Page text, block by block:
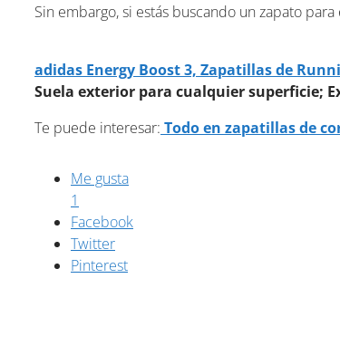
Sin embargo, si estás buscando un zapato
adidas Energy Boost 3, Zapatillas de
Suela exterior para cualquier superficie;
Te puede interesar: Todo en zapatillas de
Me gusta
1
Facebook
Twitter
Pinterest